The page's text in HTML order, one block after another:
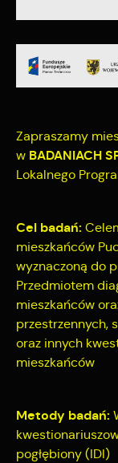
Zapraszamy
w BADANIACH
Lokalnego
Cel badań:
mieszkańców
wyznaczoną do
Przedmiotem
mieszkańców
przestrzennych,
oraz innych
mieszkańców
Metody badań:
pogłębiony (IDI)
formie
cookies
najciekawsze
Promocyjne pliki
stronach
partnerami oraz
charakterze
postaci
Więcej